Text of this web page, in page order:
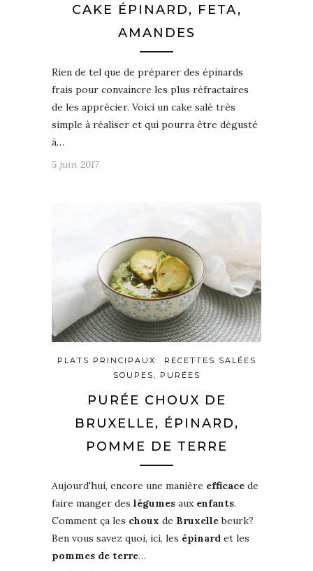
CAKE ÉPINARD, FETA,
AMANDES
Rien de tel que de préparer des épinards
frais pour convaincre les plus réfractaires
de les apprécier. Voici un cake salé très
simple à réaliser et qui pourra être dégusté
à…
5 juin 2017
PLATS PRINCIPAUX
RECETTES SALÉES
SOUPES, PURÉES
PURÉE CHOUX DE
BRUXELLE, ÉPINARD,
POMME DE TERRE
Aujourd'hui, encore une manière efficace de
faire manger des légumes aux enfants.
Comment ça les choux de Bruxellebeurk?
Ben vous savez quoi, ici, les épinard et les
pommes de terre…